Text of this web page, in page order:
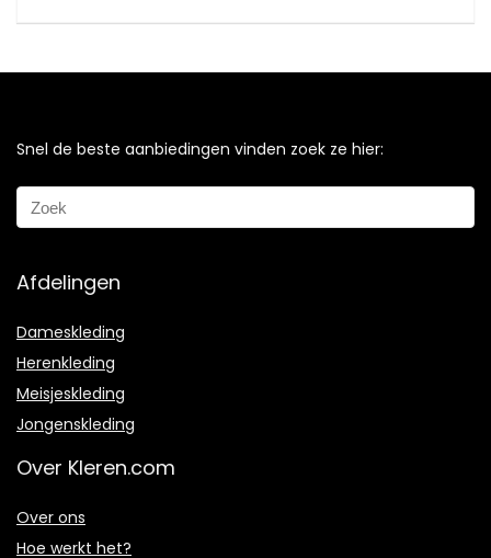
Snel de beste aanbiedingen vinden zoek ze hier:
Afdelingen
Dameskleding
Herenkleding
Meisjeskleding
Jongenskleding
Over Kleren.com
Over ons
Hoe werkt het?